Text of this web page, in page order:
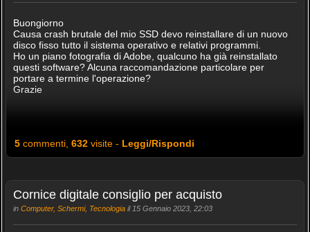
Buongiorno
Causa crash brutale del mio SSD devo reinstallare di un nuovo
disco fisso tutto il sistema operativo e relativi programmi.
Ho un piano fotografia di Adobe, qualcuno ha già reinstallato
questi software? Alcuna raccomandazione particolare per
portare a termine l'operazione?
Grazie
5commenti, 632visite - Leggi/Rispondi
Cornice digitale consiglio per acquisto
in Computer, Schermi, Tecnologiail 15 Gennaio 2023, 22:03